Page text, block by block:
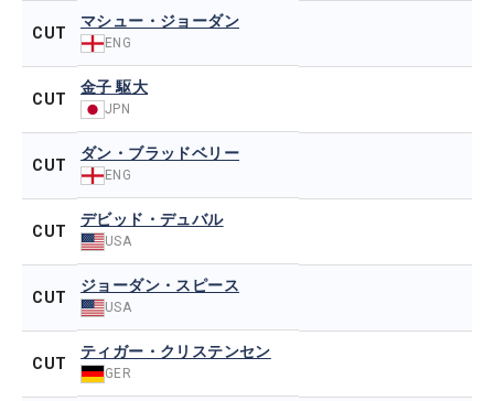
CUT
マシュー・ジョーダン
ENG
CUT
金子 駆大
JPN
CUT
ダン・ブラッドベリー
ENG
CUT
デビッド・デュバル
USA
CUT
ジョーダン・スピース
USA
CUT
ティガー・クリステンセン
GER